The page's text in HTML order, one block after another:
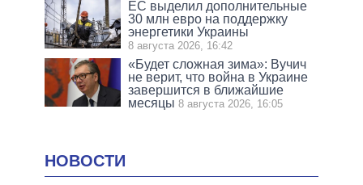
ЕС выделил дополнительные
30 млн евро на поддержку
энергетики Украины
8 августа 2026, 16:42
«Будет сложная зима»: Вучич
не верит, что война в Украине
завершится в ближайшие
месяцы 8 августа 2026, 16:05
НОВОСТИ